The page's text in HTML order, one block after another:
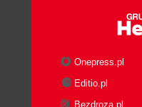
Onepress.pl
Editio.pl
Bezdroza.pl